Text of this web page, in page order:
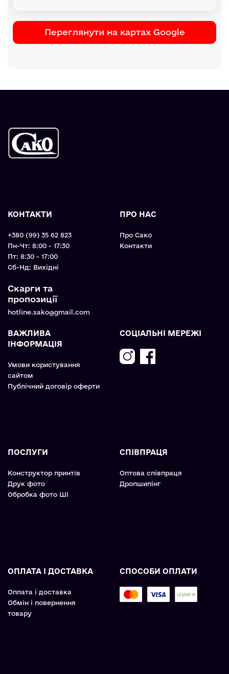
Переглянути на картах Google
КОНТАКТИ
+380 (99) 35 62 823
Пн-Чт: 8:00 - 17:30
Пт: 8:30 - 17:00
Cб-Нд: Вихідні
Скарги та
пропозиції
hotline.sako@gmail.com
ПРО НАС
Про Сако
Контакти
ВАЖЛИВА
ІНФОРМАЦІЯ
Умови користування
сайтом
Публічний договір оферти
СОЦІАЛЬНІ МЕРЕЖІ
ПОСЛУГИ
Конструктор принтів
Друк фото
Обробка фото ШІ
СПІВПРАЦЯ
Оптова співпраця
Дропшипінг
ОПЛАТА І ДОСТАВКА
Оплата і доставка
Обмін і повернення
товару
СПОСОБИ ОПЛАТИ